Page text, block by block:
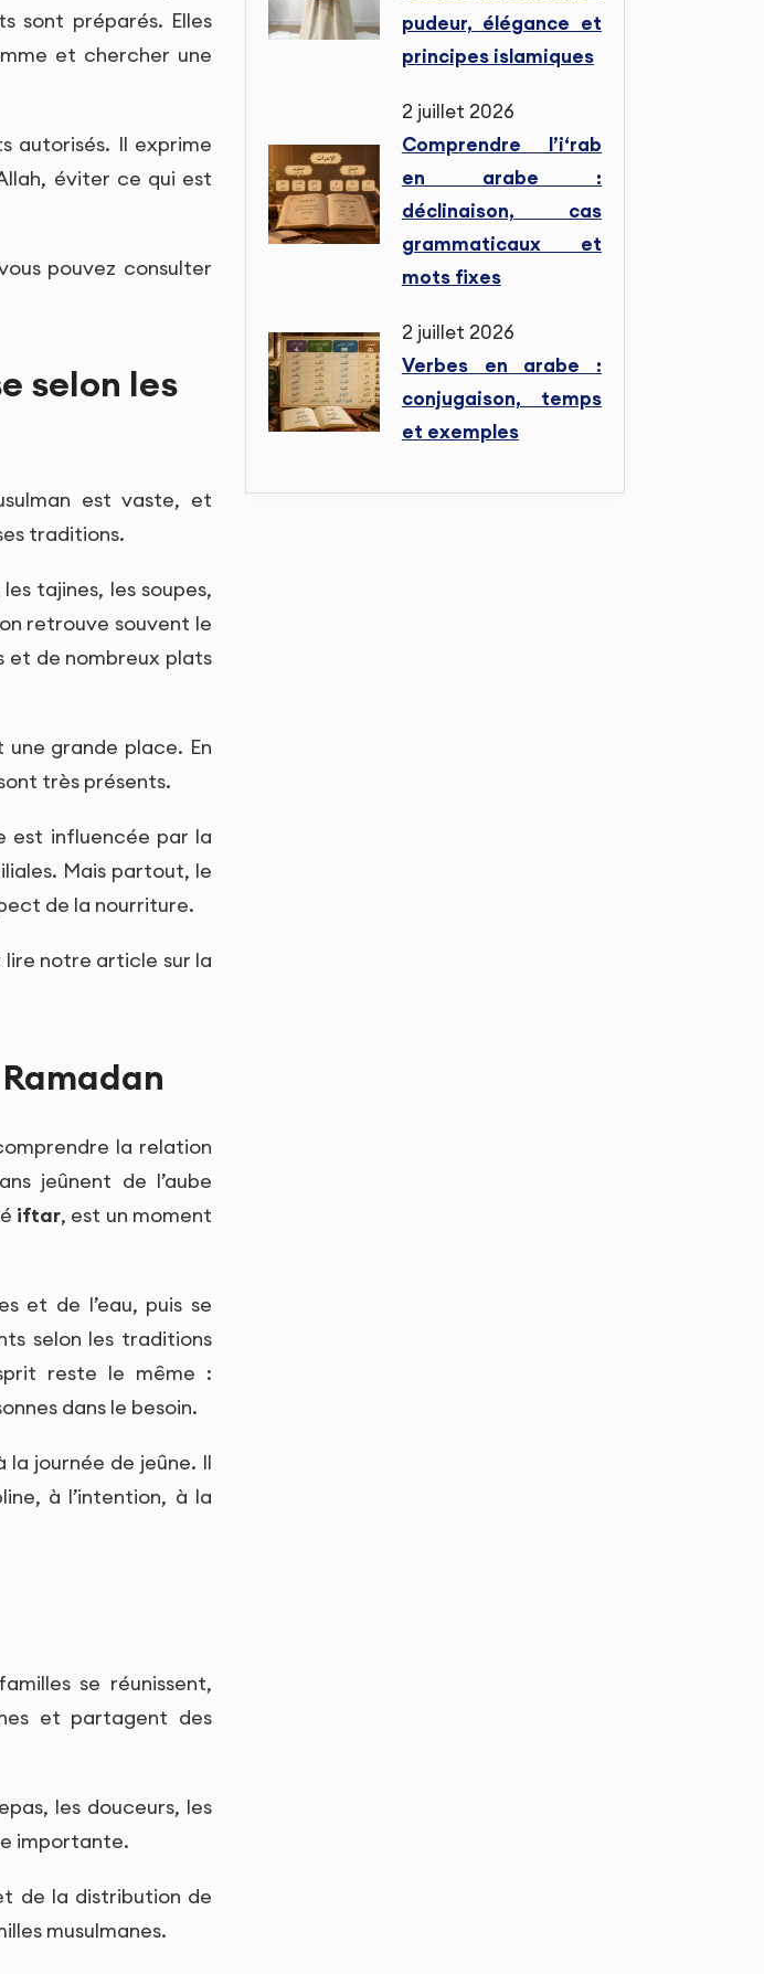
sont préparés. Elles
et chercher une
autorisés. Il exprime
éviter ce qui est
pouvez consulter
selon les
est vaste, et
traditions.
tajines, les soupes,
retrouve souvent le
et de nombreux plats
une grande place. En
très présents.
est influencée par la
Mais partout, le
de la nourriture.
lire notre article sur la
la relation
jeûnent de l’aube
iftar, est un moment
et de l’eau, puis se
selon les traditions
reste le même :
dans le besoin.
journée de jeûne. Il
à l’intention, à la
se réunissent,
et partagent des
les douceurs, les
importante.
de la distribution de
musulmanes.
pudeur, élégance et
principes islamiques
2 juillet 2026
Comprendre l’i‘rab
en arabe :
déclinaison, cas
grammaticaux et
mots fixes
2 juillet 2026
Verbes en arabe :
conjugaison, temps
et exemples